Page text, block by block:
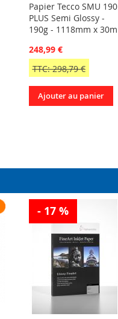
Papier Tecco SMU 190
PLUS Semi Glossy -
190g - 1118mm x 30m
248,99 €
TTC: 298,79 €
Ajouter au panier
- 17 %